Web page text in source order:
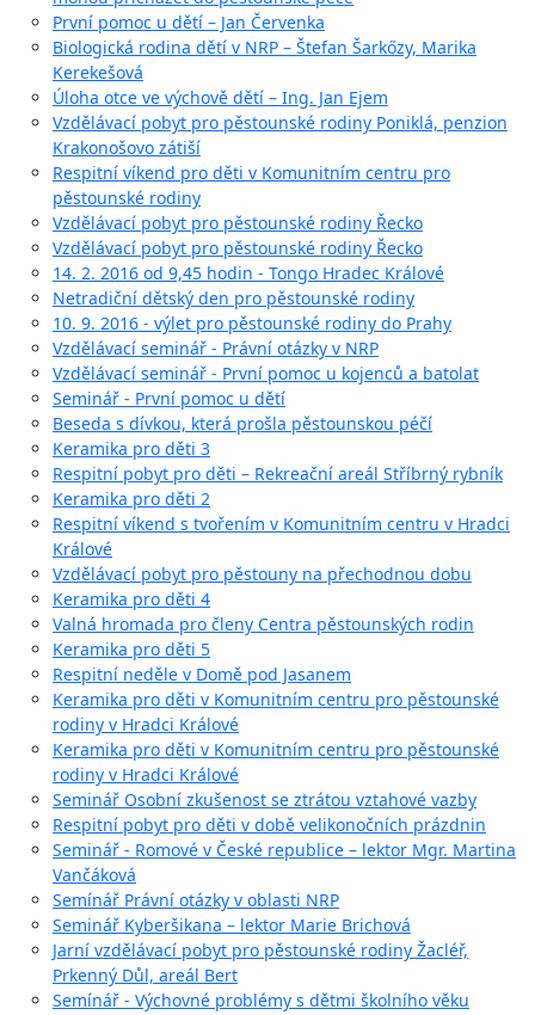
První pomoc u dětí – Jan Červenka
Biologická rodina dětí v NRP – Štefan Šarkőzy, Marika
Kerekešová
Úloha otce ve výchově dětí – Ing. Jan Ejem
Vzdělávací pobyt pro pěstounské rodiny Poniklá, penzion
Krakonošovo zátiší
Respitní víkend pro děti v Komunitním centru pro
pěstounské rodiny
Vzdělávací pobyt pro pěstounské rodiny Řecko
Vzdělávací pobyt pro pěstounské rodiny Řecko
14. 2. 2016 od 9,45 hodin - Tongo Hradec Králové
Netradiční dětský den pro pěstounské rodiny
10. 9. 2016 - výlet pro pěstounské rodiny do Prahy
Vzdělávací seminář - Právní otázky v NRP
Vzdělávací seminář - První pomoc u kojenců a batolat
Seminář - První pomoc u dětí
Beseda s dívkou, která prošla pěstounskou péčí
Keramika pro děti 3
Respitní pobyt pro děti – Rekreační areál Stříbrný rybník
Keramika pro děti 2
Respitní víkend s tvořením v Komunitním centru v Hradci
Králové
Vzdělávací pobyt pro pěstouny na přechodnou dobu
Keramika pro děti 4
Valná hromada pro členy Centra pěstounských rodin
Keramika pro děti 5
Respitní neděle v Domě pod Jasanem
Keramika pro děti v Komunitním centru pro pěstounské
rodiny v Hradci Králové
Keramika pro děti v Komunitním centru pro pěstounské
rodiny v Hradci Králové
Seminář Osobní zkušenost se ztrátou vztahové vazby
Respitní pobyt pro děti v době velikonočních prázdnin
Seminář - Romové v České republice – lektor Mgr. Martina
Vančáková
Semínář Právní otázky v oblasti NRP
Seminář Kyberšikana – lektor Marie Brichová
Jarní vzdělávací pobyt pro pěstounské rodiny Žacléř,
Prkenný Důl, areál Bert
Semínář - Výchovné problémy s dětmi školního věku